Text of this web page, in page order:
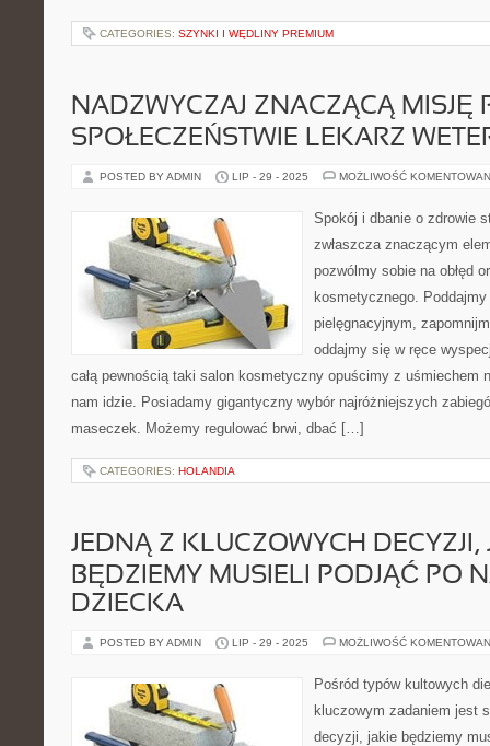
CATEGORIES: SZYNKI I WĘDLINY PREMIUM
NADZWYCZAJ ZNACZĄCĄ MISJĘ
SPOŁECZEŃSTWIE LEKARZ
POSTED BY ADMIN LIP - 29 - 2025 MOŻLIWOŚĆ
Spokój i dbanie o zdrowie
zwłaszcza znaczącym
pozwólmy sobie na obłęd
kosmetycznego.
pielęgnacyjnym,
oddajmy się w ręce
całą pewnością taki salon kosmetyczny opuścimy z uśmiechem
nam idzie. Posiadamy gigantyczny wybór najróżniejszych
maseczek. Możemy regulować brwi, dbać […]
CATEGORIES: HOLANDIA
JEDNĄ Z KLUCZOWYCH DECYZJI,
BĘDZIEMY MUSIELI PODJĄĆ PO
DZIECKA
POSTED BY ADMIN LIP - 29 - 2025 MOŻLIWOŚĆ
Pośród typów kultowych
kluczowym zadaniem jest
decyzji, jakie będziemy